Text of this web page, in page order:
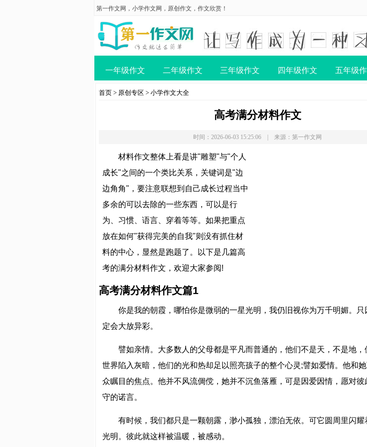
第一作文网 ， 小学作文网 ， 原创作文 ， 作文欣赏 ！
一年级作文 二年级作文 三年级作文 四年级作文 五年级
首页 > 原创专区 > 小学作文大全
高考满分材料作文
时间：2026-06-03 15:25:06 | 来源：第一作文网
材料作文整体上看是讲"雕塑"与"个人
成长"之间的一个类比关系，关键词是"边
边角角"，要注意联想到自己成长过程当中
多余的可以去除的一些东西，可以是行
为、习惯、语言、穿着等等。如果把重点
放在如何"获得完美的自我"则没有抓住材
料的中心，显然是跑题了。以下是几篇高
考的满分材料作文，欢迎大家参阅!
高考满分材料作文篇1
你是我的朝霞，哪怕你是微弱的一星光明，我仍旧视你为万千明媚。只
定会大放异彩。
譬如亲情。大多数人的父母都是平凡而普通的，他们不是天，不是地，
世界陷入灰暗，他们的光和热却足以照亮孩子的整个心灵;譬如爱情。他和
众瞩目的焦点。他并不风流倜傥，她并不沉鱼落雁，可是因爱因情，愿对彼
守的诺言。
有时候，我们都只是一颗朝露，渺小孤独，漂泊无依。可它圆周里闪耀
光明。彼此就这样被温暖，被感动。